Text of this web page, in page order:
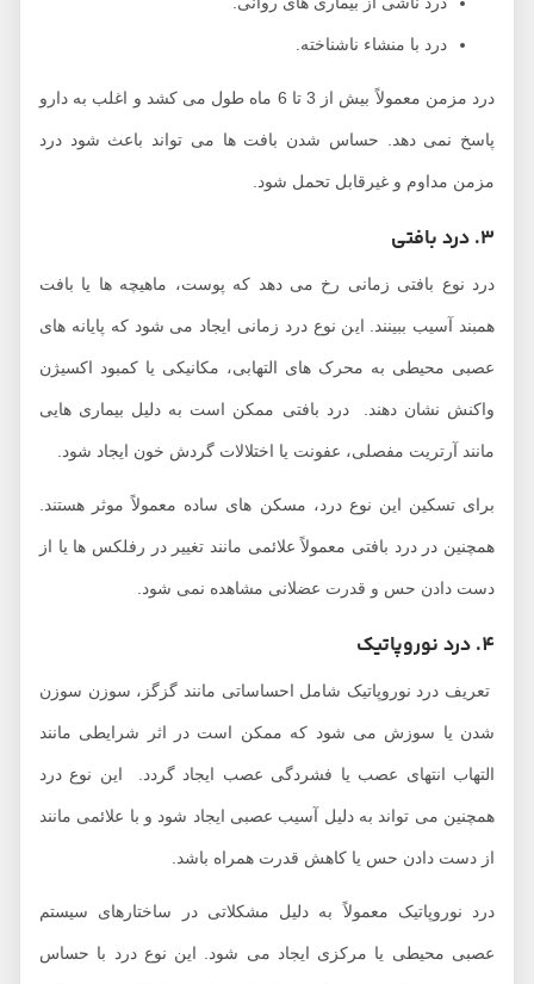
درد با منشاء ناشناخته.
درد مزمن معمولاً بیش از 3 تا 6 ماه طول می‌ کشد و اغلب به دارو
پاسخ نمی ‌دهد. حساس شدن بافت ‌ها می ‌تواند باعث شود درد
مزمن مداوم و غیرقابل تحمل شود.
درد نوع بافتی زمانی رخ می ‌دهد که پوست، ماهیچه‌ ها یا بافت
همبند آسیب ببینند. این نوع درد زمانی ایجاد می ‌شود که پایانه‌ های
عصبی محیطی به محرک ‌های التهابی، مکانیکی یا کمبود اکسیژن
واکنش نشان دهند. درد بافتی ممکن است به دلیل بیماری ‌هایی
مانند آرتریت مفصلی، عفونت یا اختلالات گردش خون ایجاد شود.
برای تسکین این نوع درد، مسکن‌ های ساده معمولاً موثر هستند.
همچنین در درد بافتی معمولاً علائمی مانند تغییر در رفلکس‌ ها یا از
دست دادن حس و قدرت عضلانی مشاهده نمی ‌شود.
تعریف درد نوروپاتیک شامل احساساتی مانند گزگز، سوزن سوزن
شدن یا سوزش می ‌شود که ممکن است در اثر شرایطی مانند
التهاب انتهای عصب یا فشردگی عصب ایجاد گردد. این نوع درد
همچنین می‌ تواند به دلیل آسیب عصبی ایجاد شود و با علائمی مانند
از دست دادن حس یا کاهش قدرت همراه باشد.
درد نوروپاتیک معمولاً به دلیل مشکلاتی در ساختارهای سیستم
عصبی محیطی یا مرکزی ایجاد می ‌شود. این نوع درد با حساس